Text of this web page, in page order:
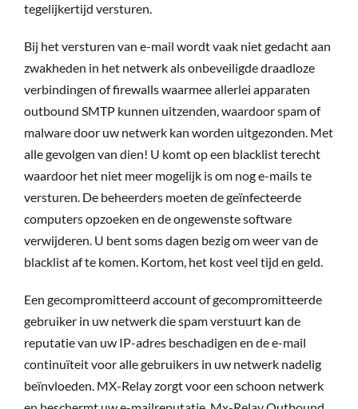
tegelijkertijd versturen.
Bij het versturen van e-mail wordt vaak niet gedacht aan
zwakheden in het netwerk als onbeveiligde draadloze
verbindingen of firewalls waarmee allerlei apparaten
outbound SMTP kunnen uitzenden, waardoor spam of
malware door uw netwerk kan worden uitgezonden. Met
alle gevolgen van dien! U komt op een blacklist terecht
waardoor het niet meer mogelijk is om nog e-mails te
versturen. De beheerders moeten de geïnfecteerde
computers opzoeken en de ongewenste software
verwijderen. U bent soms dagen bezig om weer van de
blacklist af te komen. Kortom, het kost veel tijd en geld.
Een gecompromitteerd account of gecompromitteerde
gebruiker in uw netwerk die spam verstuurt kan de
reputatie van uw IP-adres beschadigen en de e-mail
continuïteit voor alle gebruikers in uw netwerk nadelig
beïnvloeden. MX-Relay zorgt voor een schoon netwerk